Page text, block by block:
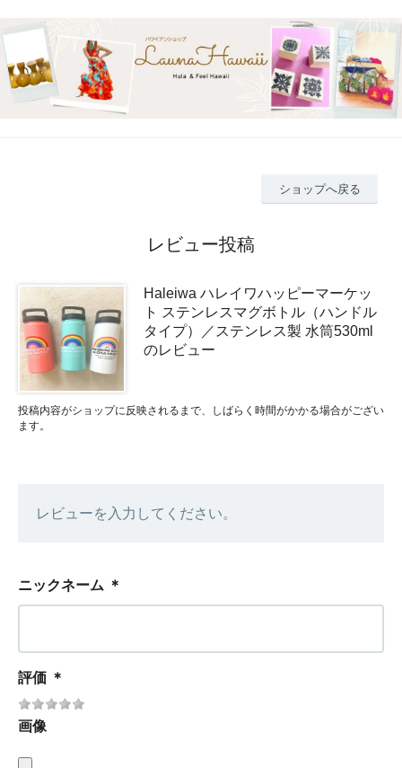
ショップへ戻る
レビュー投稿
Haleiwa ハレイワハッピーマーケッ
ト ステンレスマグボトル（ハンドル
タイプ）／ステンレス製 水筒530ml
のレビュー
投稿内容がショップに反映されるまで、しばらく時間がかかる場合がござい
ます。
レビューを入力してください。
ニックネーム ＊
評価 ＊
画像